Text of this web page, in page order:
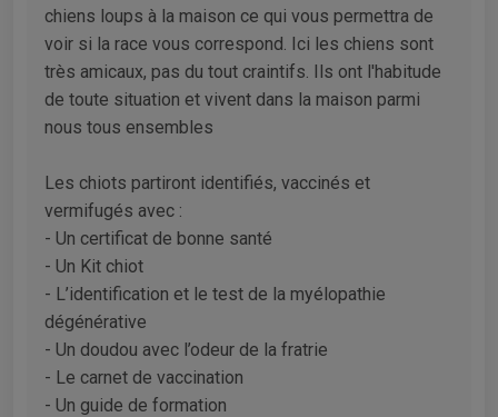
chiens loups à la maison ce qui vous permettra de
voir si la race vous correspond. Ici les chiens sont
très amicaux, pas du tout craintifs. Ils ont l'habitude
de toute situation et vivent dans la maison parmi
nous tous ensembles
Les chiots partiront identifiés, vaccinés et
vermifugés avec :
- Un certificat de bonne santé
- Un Kit chiot
- L’identification et le test de la myélopathie
dégénérative
- Un doudou avec l’odeur de la fratrie
- Le carnet de vaccination
- Un guide de formation